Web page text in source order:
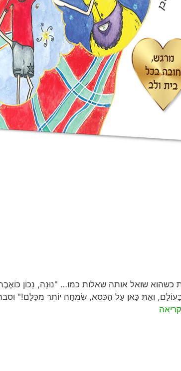
שואל אותה שאלות כמו… "נוּנָה, נָכוֹן
וְאַתְּ כָּאן עַל הַכִּסֵּא, שְׂמֵחָה יוֹתֵר מִכֻּלָּם!"